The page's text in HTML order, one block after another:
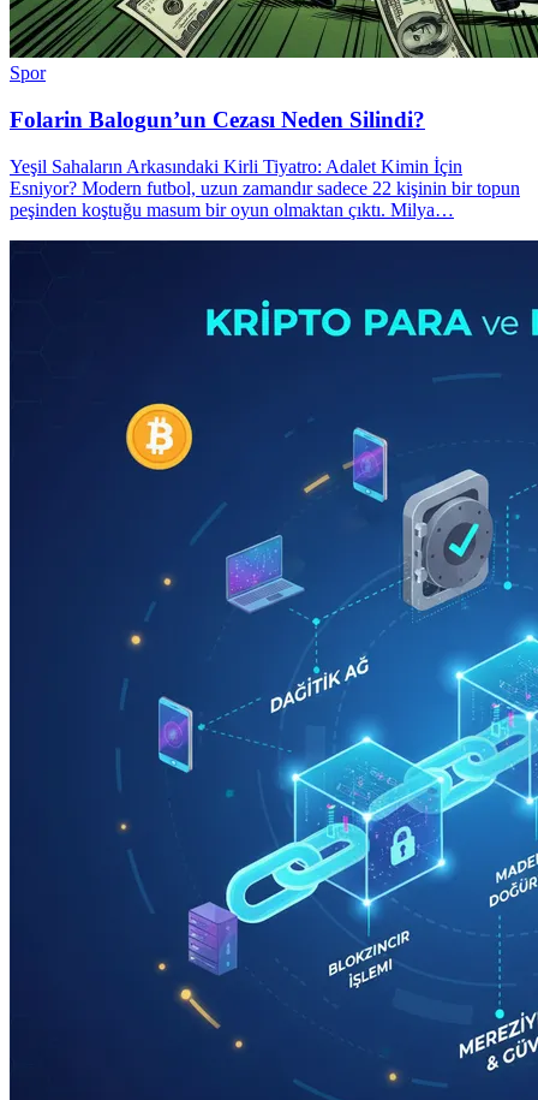
Spor
Folarin Balogun’un Cezası Neden Silindi?
Yeşil Sahaların Arkasındaki Kirli Tiyatro: Adalet Kimin İçin
Esniyor? Modern futbol, uzun zamandır sadece 22 kişinin bir topun
peşinden koştuğu masum bir oyun olmaktan çıktı. Milya…